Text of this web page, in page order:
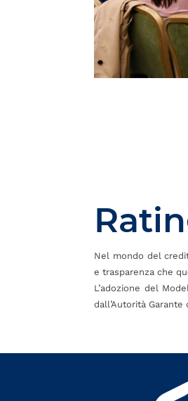
Nel mondo del
e trasparenza che
L’adozione del
dall’Autorità